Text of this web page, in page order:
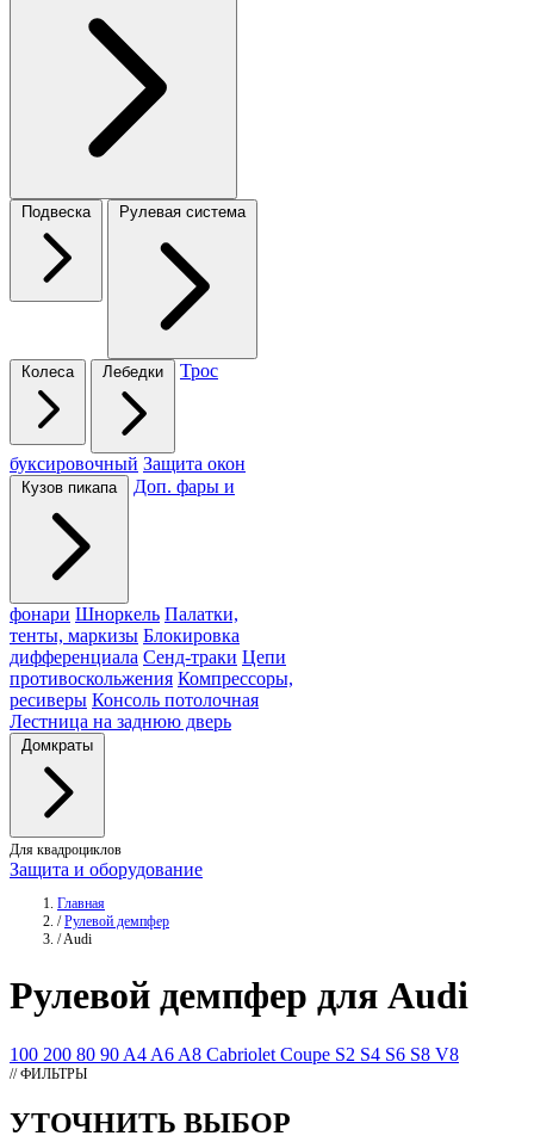
Подвеска Рулевая система
Колеса Лебедки Трос
буксировочный Защита окон
Кузов пикапа Доп. фары и
фонари Шноркель Палатки,
тенты, маркизы Блокировка
дифференциала Сенд-траки Цепи
противоскольжения Компрессоры,
ресиверы Консоль потолочная
Лестница на заднюю дверь
Домкраты
Для квадроциклов
Защита и оборудование
Главная
/ Рулевой демпфер
/Audi
Рулевой демпфер для Audi
100 200 80 90 A4 A6 A8 Cabriolet Coupe S2 S4 S6 S8 V8
// ФИЛЬТРЫ
УТОЧНИТЬ ВЫБОР